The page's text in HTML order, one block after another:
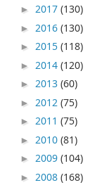
► 2017(130)
► 2016(130)
► 2015(118)
► 2014(120)
► 2013(60)
► 2012(75)
► 2011(75)
► 2010(81)
► 2009(104)
► 2008(168)